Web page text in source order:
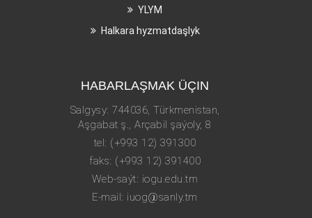
YLYM
Halkara hyzmatdaşlyk
HABARLAŞMAK ÜÇIN
Salgysy: 744036, Türkmenistan,
Aşgabat ş., Arçabil şaýoly, 8
tel: (+993 12) 391300
faks: (+993 12) 391400
Web-saýt: iogu.edu.tm
E-mail: iuog@sanly.tm